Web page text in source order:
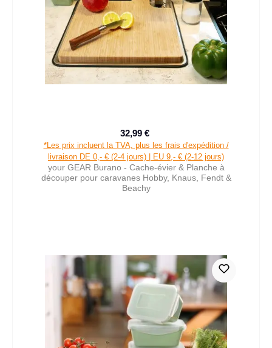
Prix de vente :
32,99 €
*Les prix incluent la TVA, plus les frais d'expédition /
livraison DE 0,- € (2-4 jours) | EU 9,- € (2-12 jours)
your GEAR Burano - Cache-évier & Planche à
découper pour caravanes Hobby, Knaus, Fendt &
Beachy